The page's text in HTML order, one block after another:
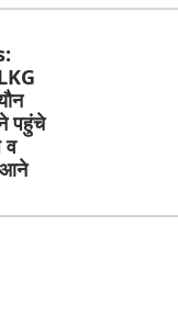
पहुंचे
व
आने